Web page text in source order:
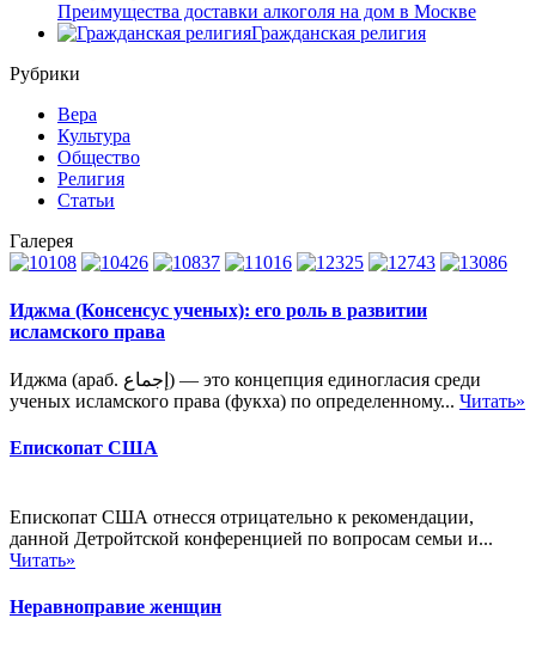
Преимущества доставки алкоголя на дом в Москве
Гражданская религия
Рубрики
Вера
Культура
Общество
Религия
Статьи
Галерея
Иджма (Консенсус ученых): его роль в развитии
исламского права
Иджма (араб. إجماع‎) — это концепция единогласия среди
ученых исламского права (фукха) по определенному... Читать»
Епископат США
Епископат США отнесся отрицательно к рекомендации,
данной Детройтской конференцией по вопросам семьи и...
Читать»
Неравноправие женщин